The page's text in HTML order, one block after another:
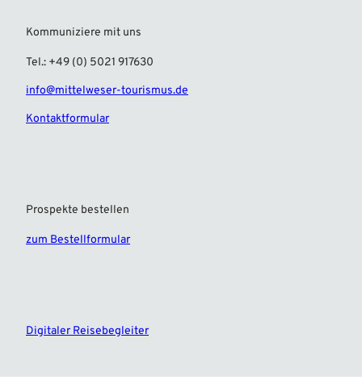
Kommuniziere mit uns
Tel.: +49 (0) 5021 917630
info@mittelweser-tourismus.de
Kontaktformular
Prospekte bestellen
zum Bestellformular
e
b
a
Digitaler Reisebegleiter